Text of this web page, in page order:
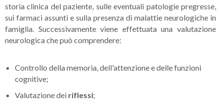
storia clinica del paziente, sulle eventuali patologie pregresse,
sui farmaci assunti e sulla presenza di malattie neurologiche in
famiglia. Successivamente viene effettuata una valutazione
neurologica che può comprendere:
Controllo della memoria, dell'attenzione e delle funzioni
cognitive;
Valutazione dei riflessi;